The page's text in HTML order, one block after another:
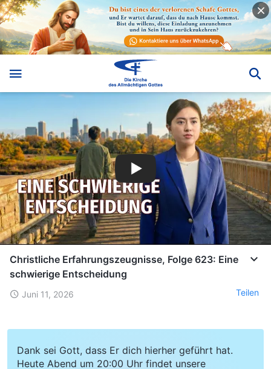
Christliche Erfahrungszeugnisse, Folge 623: Eine
schwierige Entscheidung
Juni 11, 2026 Teilen
Dank sei Gott, dass Er dich hierher geführt hat.
Heute Abend um 20:00 Uhr findet unsere